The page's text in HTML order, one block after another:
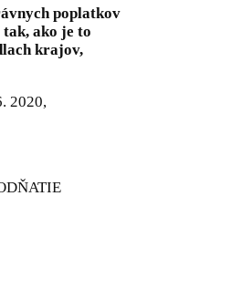
poplatkov
ako je to
krajov,
2020,